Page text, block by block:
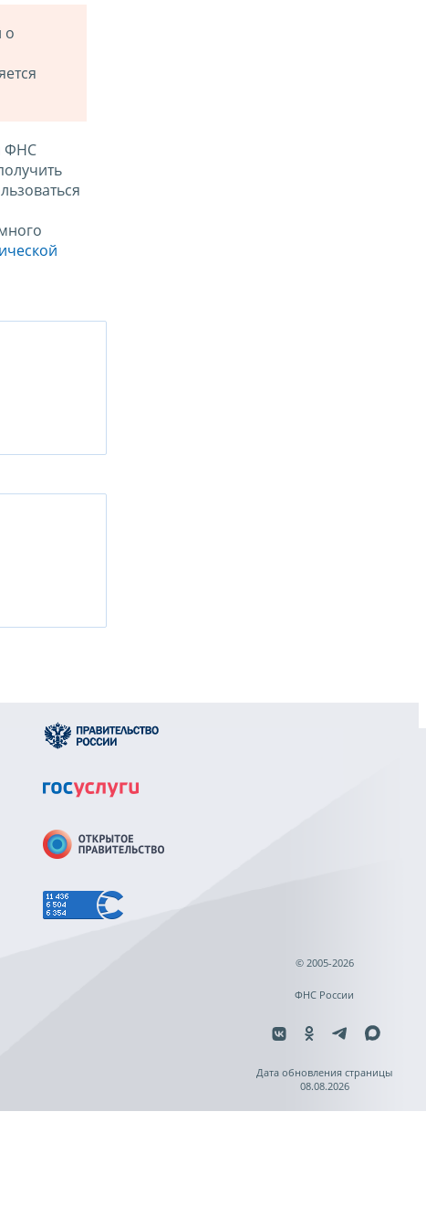
о
ФНС
© 2005-2026
ФНС России
Дата обновления страницы
08.08.2026